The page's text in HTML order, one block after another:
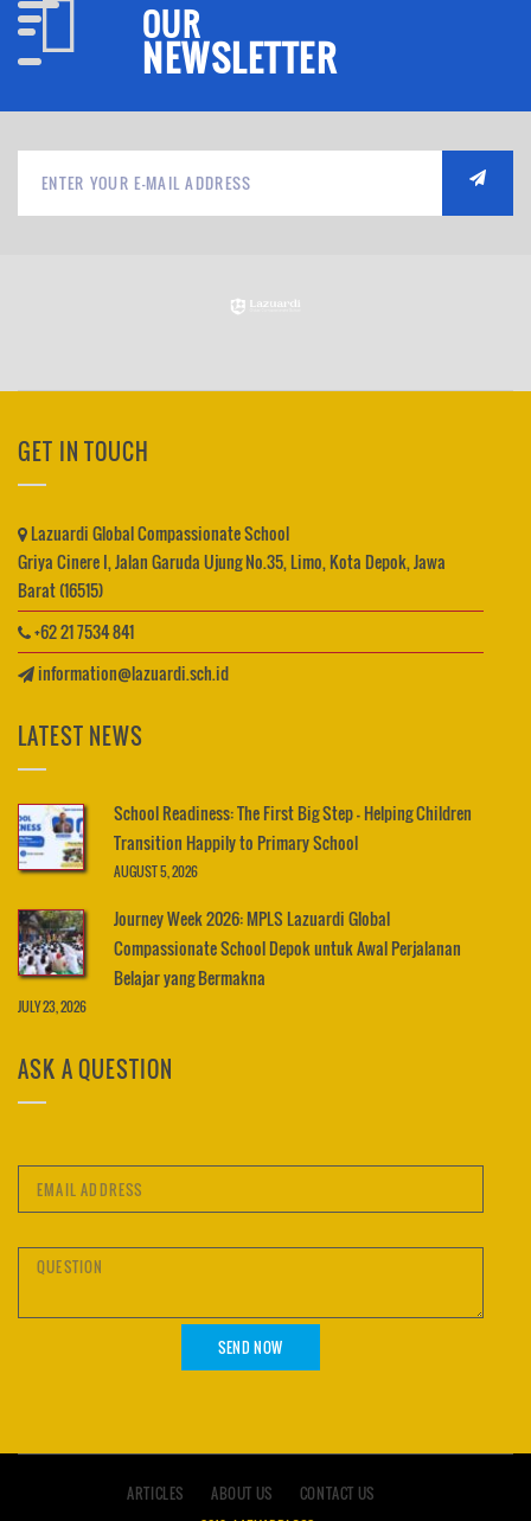
OUR
NEWSLETTER
GET IN TOUCH
Lazuardi Global Compassionate School
Griya Cinere I, Jalan Garuda Ujung No.35, Limo, Kota Depok, Jawa
Barat (16515)
+62 21 7534 841
information@lazuardi.sch.id
LATEST NEWS
School Readiness: The First Big Step – Helping Children
Transition Happily to Primary School
AUGUST 5, 2026
Journey Week 2026: MPLS Lazuardi Global
Compassionate School Depok untuk Awal Perjalanan
Belajar yang Bermakna
JULY 23, 2026
ASK A QUESTION
ARTICLES ABOUT US
CONTACT US